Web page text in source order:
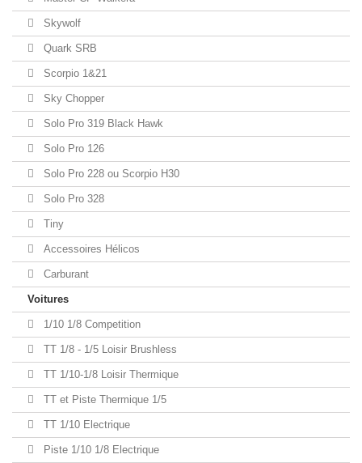
Skywolf
Quark SRB
Scorpio 1&21
Sky Chopper
Solo Pro 319 Black Hawk
Solo Pro 126
Solo Pro 228 ou Scorpio H30
Solo Pro 328
Tiny
Accessoires Hélicos
Carburant
Voitures
1/10 1/8 Competition
TT 1/8 - 1/5 Loisir Brushless
TT 1/10-1/8 Loisir Thermique
TT et Piste Thermique 1/5
TT 1/10 Electrique
Piste 1/10 1/8 Electrique